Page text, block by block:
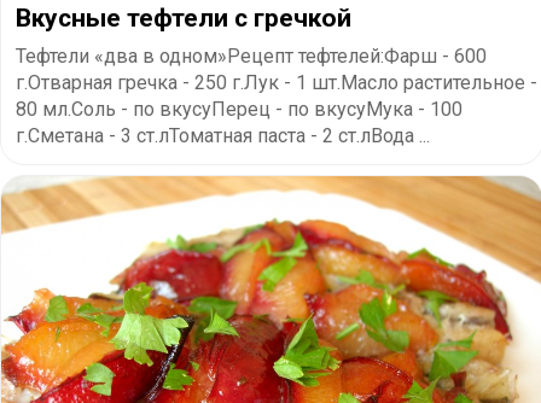
Вкусные тефтели с гречкой
Тефтели «два в одном»Рецепт тефтелей:Фарш - 600
г.Отварная гречка - 250 г.Лук - 1 шт.Масло растительное -
80 мл.Соль - по вкусуПерец - по вкусуМука - 100
г.Сметана - 3 ст.лТоматная паста - 2 ст.лВода ...